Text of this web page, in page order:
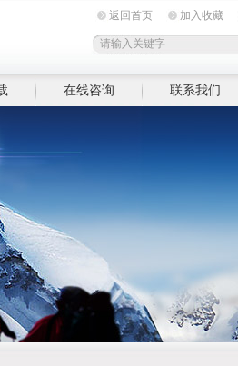
返回首页 加入收藏
在线咨询 联系我们